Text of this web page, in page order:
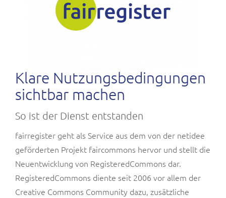
Klare Nutzungsbedingungen
sichtbar machen
So ist der Dienst entstanden
fairregister geht als Service aus dem von der netidee
geförderten Projekt faircommons hervor und stellt die
Neuentwicklung von RegisteredCommons dar.
RegisteredCommons diente seit 2006 vor allem der
Creative Commons Community dazu, zusätzliche